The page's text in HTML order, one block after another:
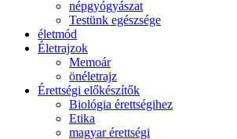
népgyógyászat
Testünk egészsége
életmód
Életrajzok
Memoár
önéletrajz
Érettségi előkészítők
Biológia érettségihez
Etika
magyar érettségi